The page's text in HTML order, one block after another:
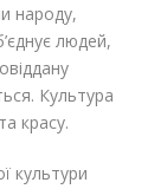
народу,
людей,
Культура
красу.
культури